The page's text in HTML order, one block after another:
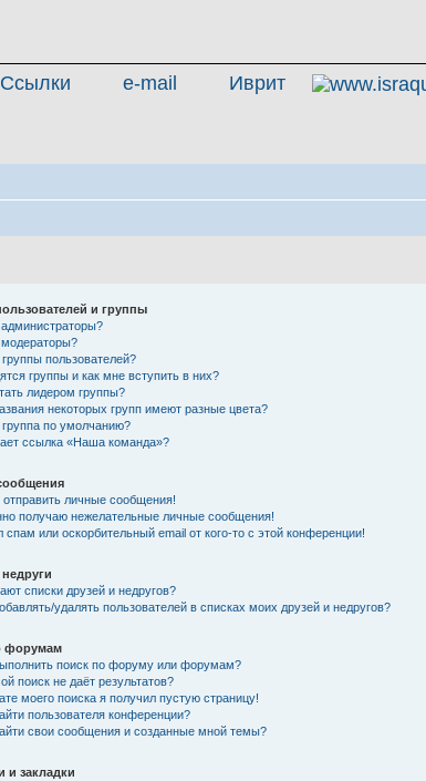
Ссылки e-mail Иврит
и группы
администраторы?
модераторы?
группы пользователей?
группы и как мне вступить в них?
лидером группы?
некоторых групп имеют разные цвета?
группа по умолчанию?
ссылка «Наша команда»?
отправить личные сообщения!
получаю нежелательные личные сообщения!
спам или оскорбительный email от кого-то с этой конференции!
списки друзей и недругов?
удалять пользователей в списках моих друзей и недругов?
форумам
поиск по форуму или форумам?
поиск не даёт результатов?
моего поиска я получил пустую страницу!
пользователя конференции?
свои сообщения и созданные мной темы?
и закладки